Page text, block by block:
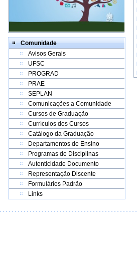
Comunidade
Avisos Gerais
UFSC
PROGRAD
PRAE
SEPLAN
Comunicações a Comunidade
Cursos de Graduação
Currículos dos Cursos
Catálogo da Graduação
Departamentos de Ensino
Programas de Disciplinas
Autenticidade Documento
Representação Discente
Formulários Padrão
Links